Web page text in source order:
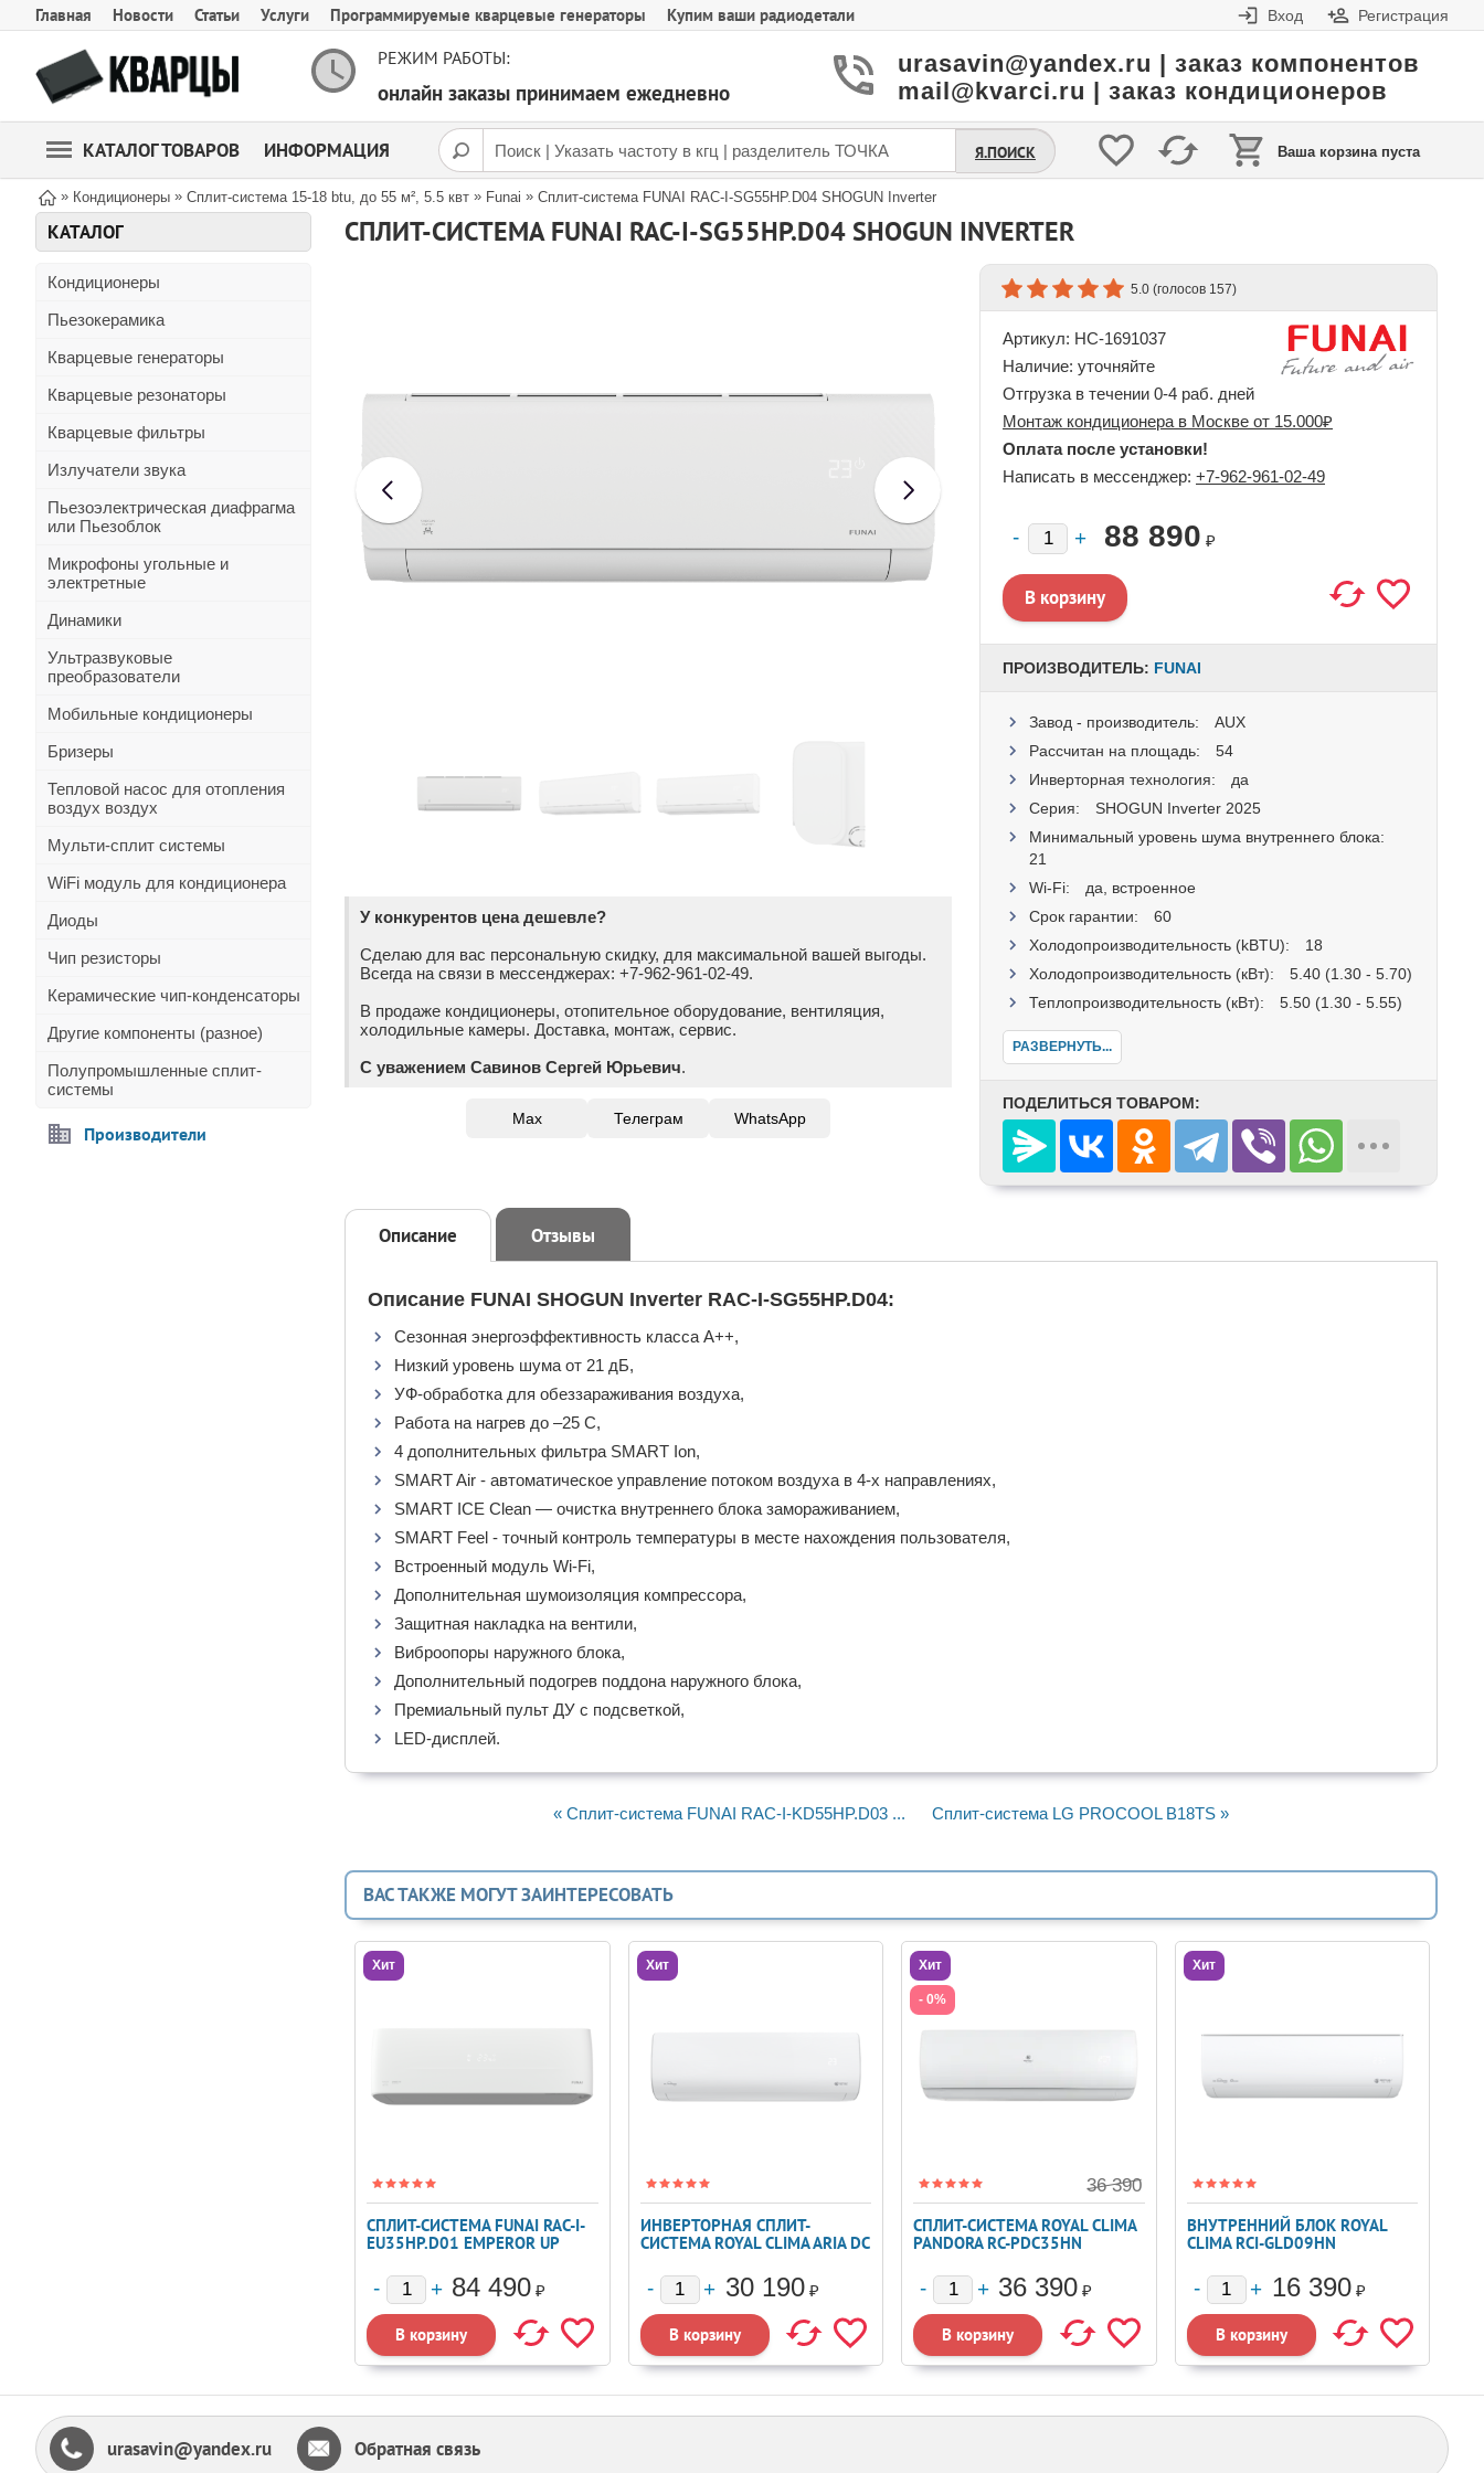
Главная Новости Статьи Услуги Программируемые кварцевые генераторы Купим ваши радиодетали Вход Регистрация
РЕЖИМ РАБОТЫ:
онлайн заказы принимаем ежедневно
urasavin@yandex.ru | заказ компонентов
mail@kvarci.ru | заказ кондиционеров
КАТАЛОГ ТОВАРОВ ИНФОРМАЦИЯ Ваша корзина пуста
Я.ПОИСК
» Кондиционеры » Сплит-система 15-18 btu, до 55 м², 5.5 квт » Funai » Сплит-система FUNAI RAC-I-SG55HP.D04 SHOGUN Inverter
КАТАЛОГ
Кондиционеры
Пьезокерамика
Кварцевые генераторы
Кварцевые резонаторы
Кварцевые фильтры
Излучатели звука
Пьезоэлектрическая диафрагма
или Пьезоблок
Микрофоны угольные и
электретные
Динамики
Ультразвуковые
преобразователи
Мобильные кондиционеры
Бризеры
Тепловой насос для отопления
воздух воздух
Мульти-сплит системы
WiFi модуль для кондиционера
Диоды
Чип резисторы
Керамические чип-конденсаторы
Другие компоненты (разное)
Полупромышленные сплит-
системы
Производители
СПЛИТ-СИСТЕМА FUNAI RAC-I-SG55HP.D04 SHOGUN INVERTER
У конкурентов цена дешевле?
Сделаю для вас персональную скидку, для максимальной вашей выгоды.
Всегда на связи в мессенджерах: +7-962-961-02-49.
В продаже кондиционеры, отопительное оборудование, вентиляция,
холодильные камеры. Доставка, монтаж, сервис.
С уважением Савинов Сергей Юрьевич.
Max Телеграм WhatsApp
5.0 (голосов 157)
Артикул: НС-1691037
Наличие: уточняйте
Отгрузка в течении 0-4 раб. дней
Монтаж кондиционера в Москве от 15.000₽
Оплата после установки!
Написать в мессенджер: +7-962-961-02-49
88 890 ₽
ПРОИЗВОДИТЕЛЬ: FUNAI
Завод - производитель:
AUX
Рассчитан на площадь:
54
Инверторная технология:
да
Серия:
SHOGUN Inverter 2025
Минимальный уровень шума внутреннего блока:
21
Wi-Fi:
да, встроенное
Срок гарантии:
60
Холодопроизводительность (kBTU):
18
Холодопроизводительность (кВт):
5.40 (1.30 - 5.70)
Теплопроизводительность (кВт):
5.50 (1.30 - 5.55)
РАЗВЕРНУТЬ...
ПОДЕЛИТЬСЯ ТОВАРОМ:
Описание Отзывы
Описание FUNAI SHOGUN Inverter RAC-I-SG55HP.D04:
Сезонная энергоэффективность класса А++,
Низкий уровень шума от 21 дБ,
УФ-обработка для обеззараживания воздуха,
Работа на нагрев до –25 С,
4 дополнительных фильтра SMART Ion,
SMART Air - автоматическое управление потоком воздуха в 4-х направлениях,
SMART ICE Clean — очистка внутреннего блока замораживанием,
SMART Feel - точный контроль температуры в месте нахождения пользователя,
Встроенный модуль Wi-Fi,
Дополнительная шумоизоляция компрессора,
Защитная накладка на вентили,
Виброопоры наружного блока,
Дополнительный подогрев поддона наружного блока,
Премиальный пульт ДУ с подсветкой,
LED-дисплей.
« Сплит-система FUNAI RAC-I-KD55HP.D03 ... Сплит-система LG PROCOOL B18TS »
ВАС ТАКЖЕ МОГУТ ЗАИНТЕРЕСОВАТЬ
Хит
СПЛИТ-СИСТЕМА FUNAI RAC-I-
EU35HP.D01 EMPEROR UP
84 490 ₽
Хит
ИНВЕРТОРНАЯ СПЛИТ-
СИСТЕМА ROYAL CLIMA ARIA DC
30 190 ₽
Хит
- 0%
СПЛИТ-СИСТЕМА ROYAL CLIMA
PANDORA RC-PDC35HN
36 390
36 390 ₽
Хит
ВНУТРЕННИЙ БЛОК ROYAL
CLIMA RCI-GLD09HN
16 390 ₽
urasavin@yandex.ru Обратная связь